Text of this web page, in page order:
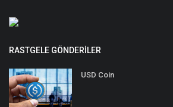
RASTGELE GÖNDERILER
USD Coin